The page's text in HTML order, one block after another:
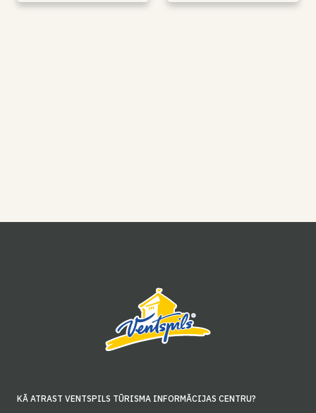
KĀ ATRAST VENTSPILS TŪRISMA INFORMĀCIJAS CENTRU?